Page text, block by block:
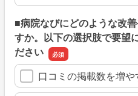
■病院なびにどのような改
すか。以下の選択肢で要望
ださい
口コミの掲載数を増や